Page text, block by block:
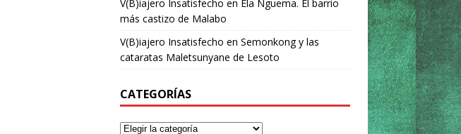
V(B)iajero Insatisfecho en Ela Nguema. El barrio
más castizo de Malabo
V(B)iajero Insatisfecho en Semonkong y las
cataratas Maletsunyane de Lesoto
CATEGORÍAS